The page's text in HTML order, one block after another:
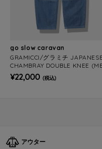
go slow caravan
GRAMICCI/グラミチ JAPANESE
CHAMBRAY DOUBLE KNEE
S)
¥22,000 (税込)
アウター